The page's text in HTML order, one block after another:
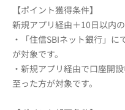
【ポイント獲得条件】
新規アプリ経由＋10日以内
・「住信SBIネット銀行」
が対象です。
・新規アプリ経由で口座開
至った方が対象です。